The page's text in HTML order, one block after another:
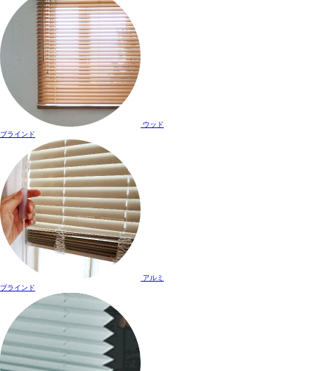
ウッド
ブラインド
アルミ
ブラインド